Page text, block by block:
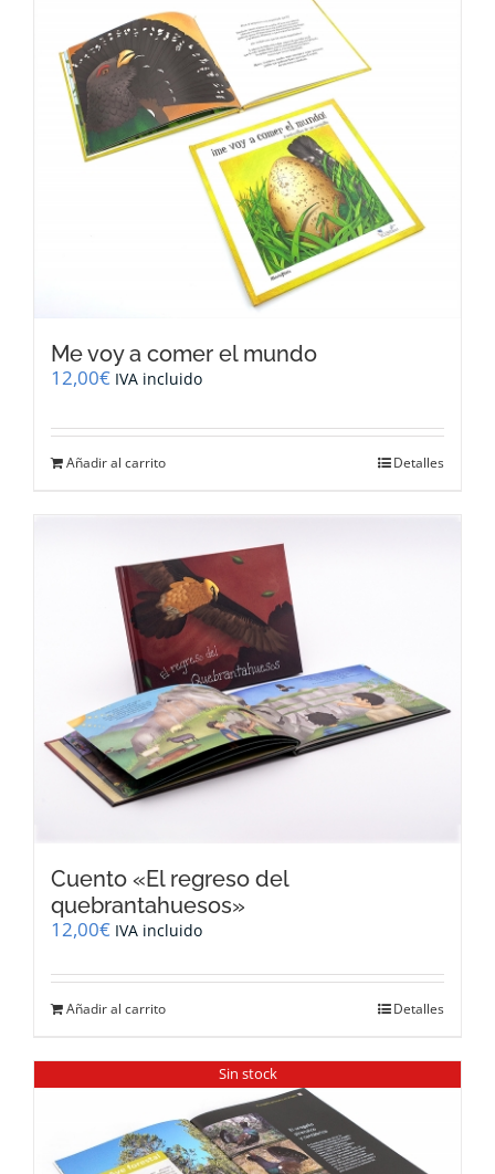
CARRITO
Me voy a comer el mundo
12,00€ IVA incluido
Añadir al carrito Detalles
Cuento «El regreso del
quebrantahuesos»
12,00€ IVA incluido
Añadir al carrito Detalles
Sin stock